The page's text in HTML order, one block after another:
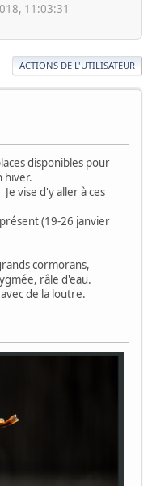
11:03:31
ACTIONS DE L'UTILISATEUR
disponibles pour
hiver.
vise d'y aller à ces
(19-26 janvier
cormorans,
râle d'eau.
de la loutre.